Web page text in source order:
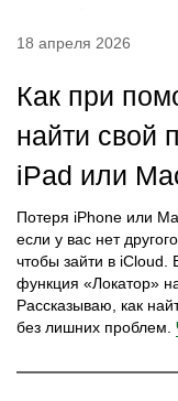
18 апреля 2026
Как при
найти свой
iPad или
Потеря iPhone или
если у вас нет
чтобы зайти в iCloud.
функция «Локатор»
Рассказываю, как
без лишних проблем.